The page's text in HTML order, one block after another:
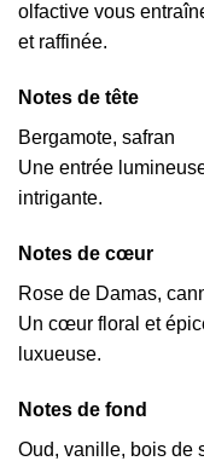
olfactive vous
et raffinée.
Notes de tête
Bergamote, safran
Une entrée
intrigante.
Notes de cœur
Rose de Damas,
Un cœur floral et
luxueuse.
Notes de fond
Oud, vanille, bois de